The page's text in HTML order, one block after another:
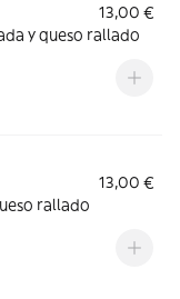
13,00 €
y queso rallado
13,00 €
rallado